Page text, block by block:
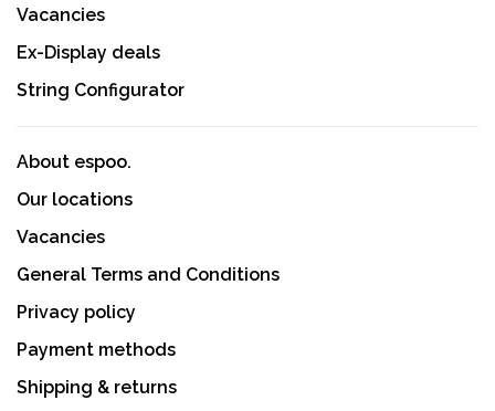
Vacancies
Ex-Display deals
String Configurator
About espoo.
Our locations
Vacancies
General Terms and Conditions
Privacy policy
Payment methods
Shipping & returns